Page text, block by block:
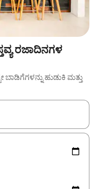
ರಜಾದಿನಗಳ
ಹುಡುಕಿ ಮತ್ತು
ಡೌನ್ ಬಾಣದ ಕೀಲಿಗಳೊಂದಿಗೆ